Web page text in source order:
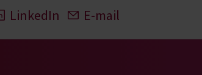
LinkedIn E-mail